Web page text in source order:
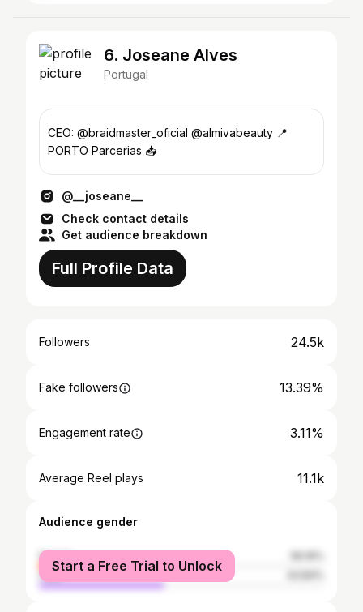
6. Joseane Alves
Portugal
CEO: @braidmaster_oficial @almivabeauty 📍
PORTO Parcerias 📥
@__joseane__
Check contact details
Get audience breakdown
Full Profile Data
Followers 24.5k
Fake followers 13.39%
Engagement rate 3.11%
Average Reel plays 11.1k
Audience gender
female
male
Start a Free Trial to Unlock